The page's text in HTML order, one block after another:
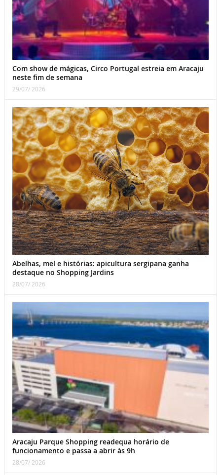
Com show de mágicas, Circo Portugal estreia em Aracaju
neste fim de semana
29/07/ 2026
Abelhas, mel e histórias: apicultura sergipana ganha
destaque no Shopping Jardins
28/07/ 2026
Aracaju Parque Shopping readequa horário de
funcionamento e passa a abrir às 9h
28/07/ 2026